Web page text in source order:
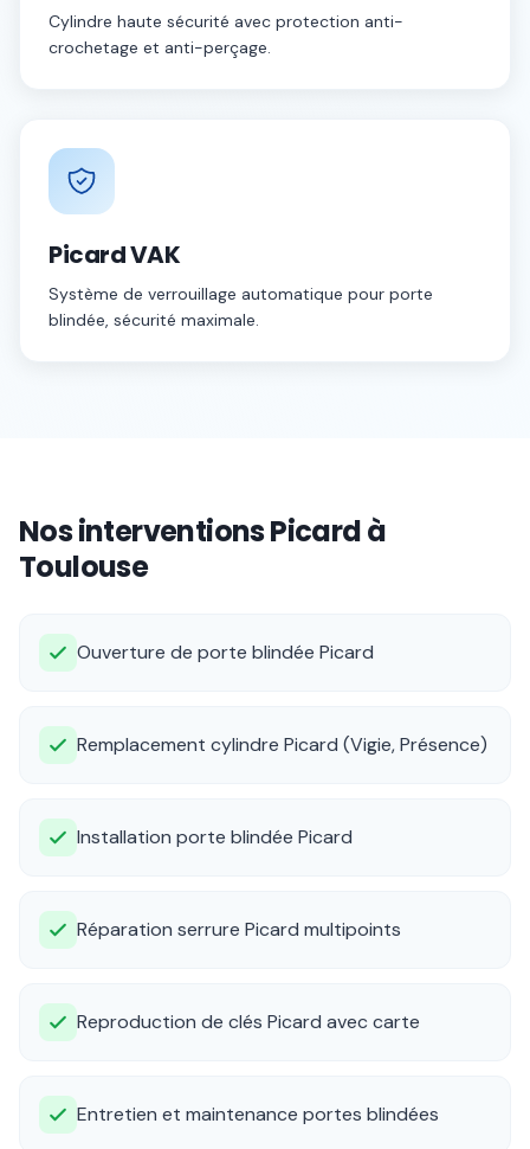
Cylindre haute sécurité avec protection anti-
crochetage et anti-perçage.
Picard VAK
Système de verrouillage automatique pour porte
blindée, sécurité maximale.
Nos interventions Picard à
Toulouse
Ouverture de porte blindée Picard
Remplacement cylindre Picard (Vigie, Présence)
Installation porte blindée Picard
Réparation serrure Picard multipoints
Reproduction de clés Picard avec carte
Entretien et maintenance portes blindées